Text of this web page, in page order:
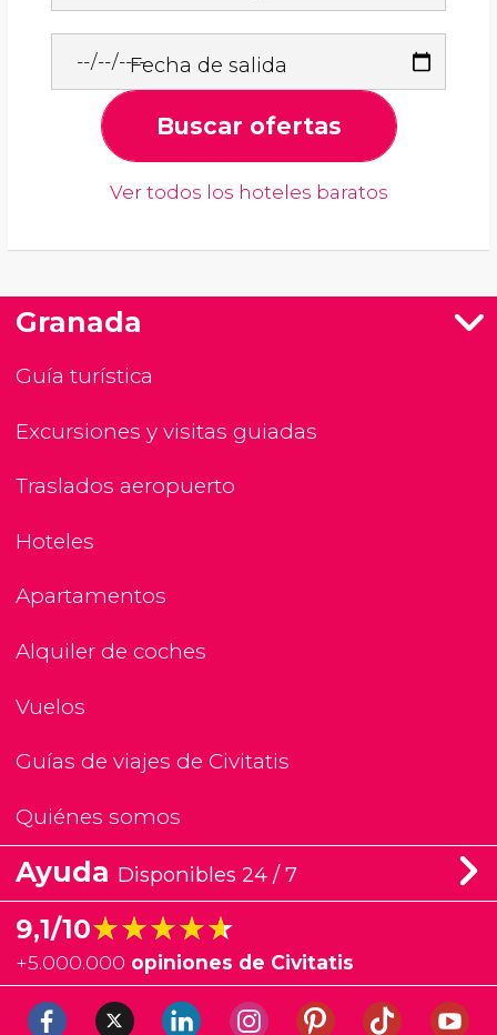
Fecha de salida
Buscar ofertas
Ver todos los hoteles baratos
Granada
Guía turística
Excursiones y visitas guiadas
Traslados aeropuerto
Hoteles
Apartamentos
Alquiler de coches
Vuelos
Guías de viajes de Civitatis
Quiénes somos
Ayuda Disponibles 24 / 7
9,1/10★★★★★
★★★★★
+5.000.000 opiniones de Civitatis